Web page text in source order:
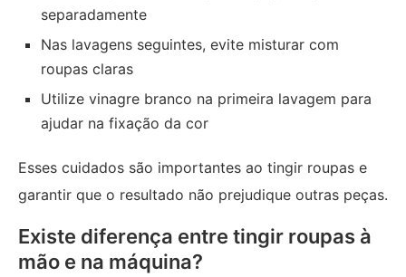
separadamente
Nas lavagens seguintes, evite misturar com
roupas claras
Utilize vinagre branco na primeira lavagem para
ajudar na fixação da cor
Esses cuidados são importantes ao tingir roupas e
garantir que o resultado não prejudique outras peças.
Existe diferença entre tingir roupas à
mão e na máquina?